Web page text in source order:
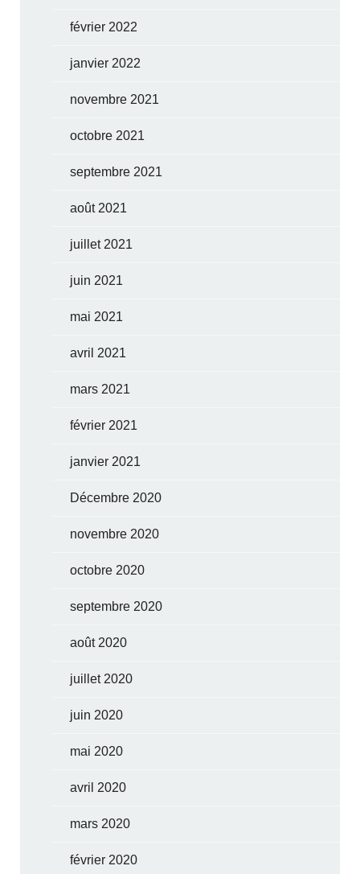
février 2022
janvier 2022
novembre 2021
octobre 2021
septembre 2021
août 2021
juillet 2021
juin 2021
mai 2021
avril 2021
mars 2021
février 2021
janvier 2021
Décembre 2020
novembre 2020
octobre 2020
septembre 2020
août 2020
juillet 2020
juin 2020
mai 2020
avril 2020
mars 2020
février 2020